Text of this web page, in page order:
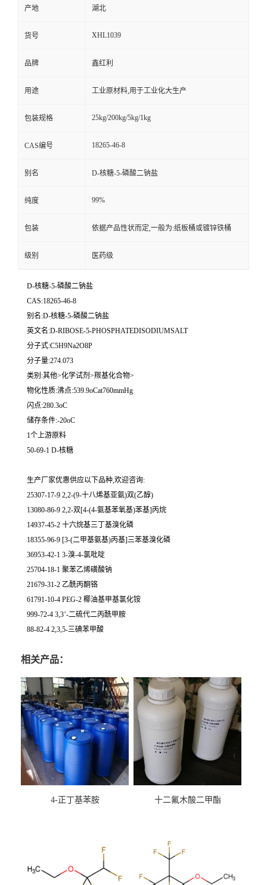
产地 湖北
货号 XHL1039
品牌 鑫红利
用途 工业原材料,用于工业化大生产
包装规格 25kg/200kg/5kg/1kg
CAS编号 18265-46-8
别名 D-核糖-5-磷酸二钠盐
纯度 99%
包装 依据产品性状而定,一般为:纸板桶或镀锌铁桶
级别 医药级
D-核糖-5-磷酸二钠盐
CAS:18265-46-8
别名:D-核糖-5-磷酸二钠盐
英文名:D-RIBOSE-5-PHOSPHATEDISODIUMSALT
分子式:C5H9Na2O8P
分子量:274.073
类别:其他>化学试剂>羰基化合物>
物化性质:沸点:539.9oCat760mmHg
闪点:280.3oC
储存条件:-20oC
1个上游原料
50-69-1 D-核糖
生产厂家优惠供应以下品种,欢迎咨询:
25307-17-9 2,2-(9-十八烯基亚氨)双(乙醇)
13080-86-9 2,2-双[4-(4-氨基苯氧基)苯基]丙烷
14937-45-2 十六烷基三丁基溴化磷
18355-96-9 [3-(二甲基氨基)丙基]三苯基溴化磷
36953-42-1 3-溴-4-氯吡啶
25704-18-1 聚苯乙烯磺酸钠
21679-31-2 乙酰丙酮铬
61791-10-4 PEG-2 椰油基甲基氯化铵
999-72-4 3,3’-二硫代二丙酰甲胺
88-82-4 2,3,5-三碘苯甲酸
相关产品：
4-正丁基苯胺 十二氟木酸二甲酯